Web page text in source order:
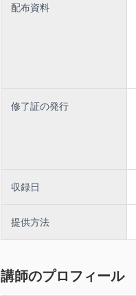
配布資料
修了証の発行
収録日
提供方法
講師のプロフィール